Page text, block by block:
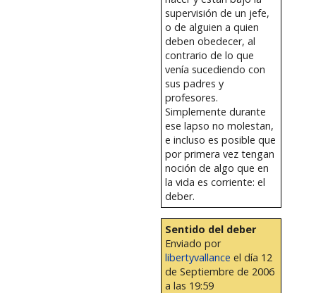
supervisión de un jefe,
o de alguien a quien
deben obedecer, al
contrario de lo que
venía sucediendo con
sus padres y
profesores.
Simplemente durante
ese lapso no molestan,
e incluso es posible que
por primera vez tengan
noción de algo que en
la vida es corriente: el
deber.
Sentido del deber
Enviado por
libertyvallance el día 12
de Septiembre de 2006
a las 19:59